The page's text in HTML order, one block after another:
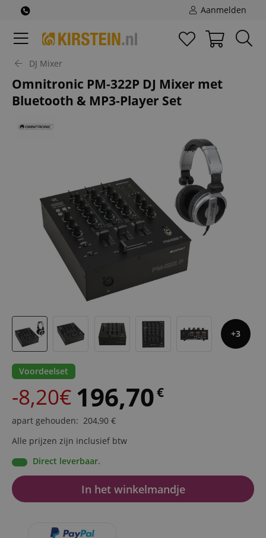
Aanmelden
DJ Mixer
Omnitronic PM-322P DJ Mixer met
Bluetooth & MP3-Player Set
3
Voordeelset
-8,20€ 196,70€
apart gehouden: 204,90 €
Alle prijzen zijn inclusief btw
Direct leverbaar.
In het winkelmandje